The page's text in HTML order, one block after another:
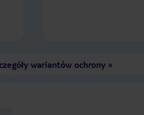
wariantów ochrony»